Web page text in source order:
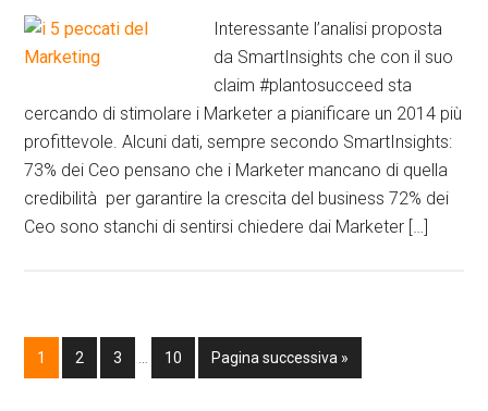
Interessante l’analisi proposta
da SmartInsights che con il suo
claim #plantosucceed sta
cercando di stimolare i Marketer a pianificare un 2014 più
profittevole. Alcuni dati, sempre secondo SmartInsights:
73% dei Ceo pensano che i Marketer mancano di quella
credibilità per garantire la crescita del business 72% dei
Ceo sono stanchi di sentirsi chiedere dai Marketer […]
1 2 3 10 Pagina successiva »